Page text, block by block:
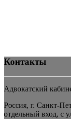
Контакты
Адвокатский
Россия, г. Санкт-
отдельный вход, с